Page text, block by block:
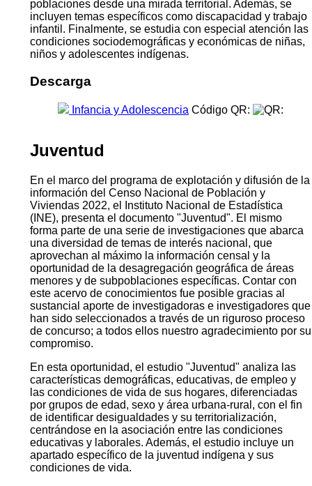
poblaciones desde una mirada territorial. Además, se
incluyen temas específicos como discapacidad y trabajo
infantil. Finalmente, se estudia con especial atención las
condiciones sociodemográficas y económicas de niñas,
niños y adolescentes indígenas.
Descarga
Infancia y Adolescencia Código QR:
Juventud
En el marco del programa de explotación y difusión de la
información del Censo Nacional de Población y
Viviendas 2022, el Instituto Nacional de Estadística
(INE), presenta el documento "Juventud". El mismo
forma parte de una serie de investigaciones que abarca
una diversidad de temas de interés nacional, que
aprovechan al máximo la información censal y la
oportunidad de la desagregación geográfica de áreas
menores y de subpoblaciones específicas. Contar con
este acervo de conocimientos fue posible gracias al
sustancial aporte de investigadoras e investigadores que
han sido seleccionados a través de un riguroso proceso
de concurso; a todos ellos nuestro agradecimiento por su
compromiso.
En esta oportunidad, el estudio "Juventud" analiza las
características demográficas, educativas, de empleo y
las condiciones de vida de sus hogares, diferenciadas
por grupos de edad, sexo y área urbana-rural, con el fin
de identificar desigualdades y su territorialización,
centrándose en la asociación entre las condiciones
educativas y laborales. Además, el estudio incluye un
apartado específico de la juventud indígena y sus
condiciones de vida.